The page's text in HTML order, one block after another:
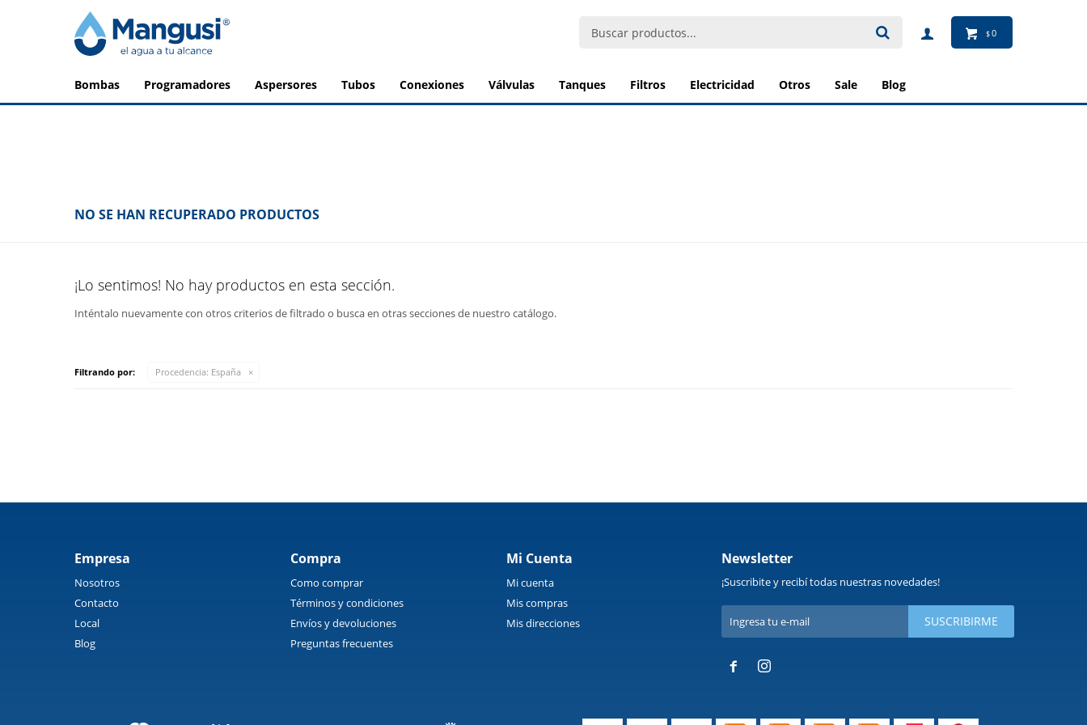
bombas programadores aspersores tubos conexiones válvulas tanques filtros electricidad otros sale blog
$0
NO SE HAN RECUPERADO PRODUCTOS
¡Lo sentimos! No hay productos en esta sección.
Inténtalo nuevamente con otros criterios de filtrado o busca en otras secciones de nuestro catálogo.
Filtrando por: Procedencia: España
Empresa
Nosotros
Contacto
Local
Blog
Compra
Como comprar
Términos y condiciones
Envíos y devoluciones
Preguntas frecuentes
Mi Cuenta
Mi cuenta
Mis compras
Mis direcciones
Newsletter
¡Suscribite y recibí todas nuestras novedades!
SUSCRIBIRME
 